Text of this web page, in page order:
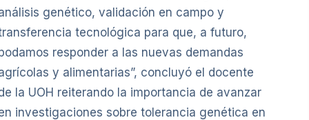
genético, validación en campo y
tecnológica para que, a futuro,
responder a las nuevas demandas
y alimentarias”, concluyó el docente
la UOH reiterando la importancia de avanzar
investigaciones sobre tolerancia genética en